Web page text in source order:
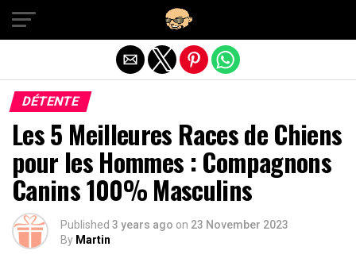
DÉTENTE
Les 5 Meilleures Races de Chiens
pour les Hommes : Compagnons
Canins 100% Masculins
Published 3 years ago on 23 November 2023
By Martin
Exit mobile version